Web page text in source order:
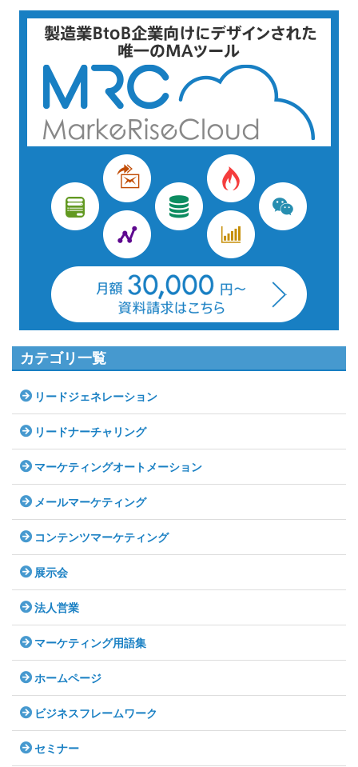
カテゴリ一覧
リードジェネレーション
リードナーチャリング
マーケティングオートメーション
メールマーケティング
コンテンツマーケティング
展示会
法人営業
マーケティング用語集
ホームページ
ビジネスフレームワーク
セミナー